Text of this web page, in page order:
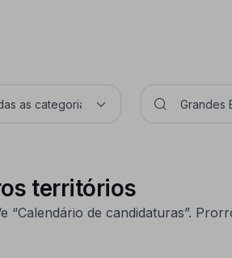
territórios
de candidaturas”.